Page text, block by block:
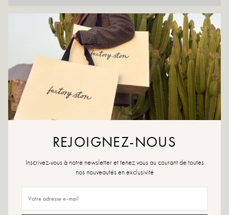
AAN WENSLIJST TOEVOEGEN
De NB Run Metal is een vernieuwende hardloopstijl met een
ultramoderne metallic afwerking. Het dynamische design en de
dempende zool combineren comfort en stijl, perfect voor een
zelfverzekerde, sportief-chique look.
Kleuren: beige, zilver
Buitenmateriaal: textiel, rubber
Binnenzool: textiel
Hakhoogte: 4 cm
Schoenpunt: rond
Maatadvies: Dit model valt klein. Zit u tussen twee maten in? Kies dan een
REJOIGNEZ-NOUS
Inscrivez-vous à notre newsletter et tenez vous au courant de toutes
nos nouveautés en exclusivité